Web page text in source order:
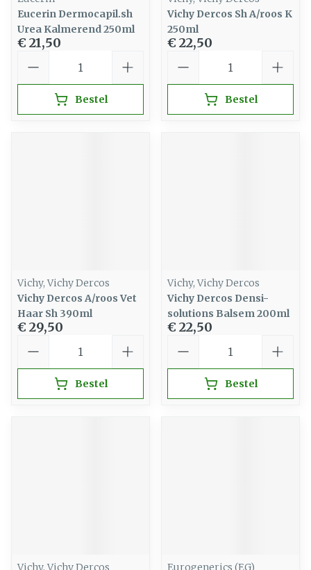
Eucerin Dermocapil.sh
Urea Kalmerend 250ml
€ 21,50
Bestel
Vichy Dercos Sh A/roos K
250ml
€ 22,50
Bestel
Vichy, Vichy Dercos
Vichy Dercos A/roos Vet
Haar Sh 390ml
€ 29,50
Bestel
Vichy, Vichy Dercos
Vichy Dercos Densi-
solutions Balsem 200ml
€ 22,50
Bestel
Vichy, Vichy Dercos Eurogenerics (EG)